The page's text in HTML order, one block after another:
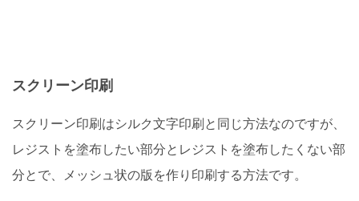
スクリーン印刷
スクリーン印刷はシルク文字印刷と同じ方法なのですが、
レジストを塗布したい部分とレジストを塗布したくない部
分とで、メッシュ状の版を作り印刷する方法です。